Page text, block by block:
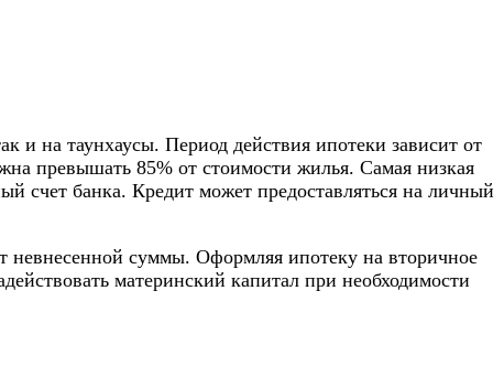
и на таунхаусы. Период действия ипотеки зависит от
превышать 85% от стоимости жилья. Самая низкая
счет банка. Кредит может предоставляться на личный
невнесенной суммы. Оформляя ипотеку на вторичное
материнский капитал при необходимости